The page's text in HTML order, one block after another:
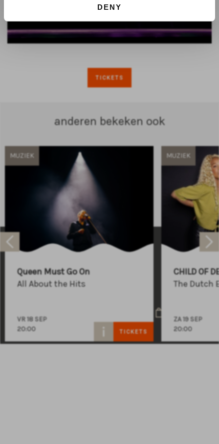
DENY
TICKETS
anderen bekeken ook
MUZIEK
Queen Must Go On
All About the Hits
VR 18 SEP
20:00
TICKETS
MUZIEK
CHILD OF
The Dutch
ZA 19 SEP
20:00
+31 (0)591 - 850 856
info@atlastheater.nl